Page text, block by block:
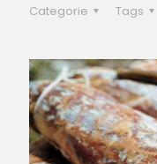
Categorie Tags